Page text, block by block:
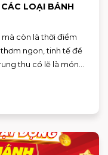
LOẠI BÁNH
còn là thời điểm
ngon, tinh tế để
thu có lẽ là món
người, nhà nhà có
mạn. Nếu bạn
khám phá các loại